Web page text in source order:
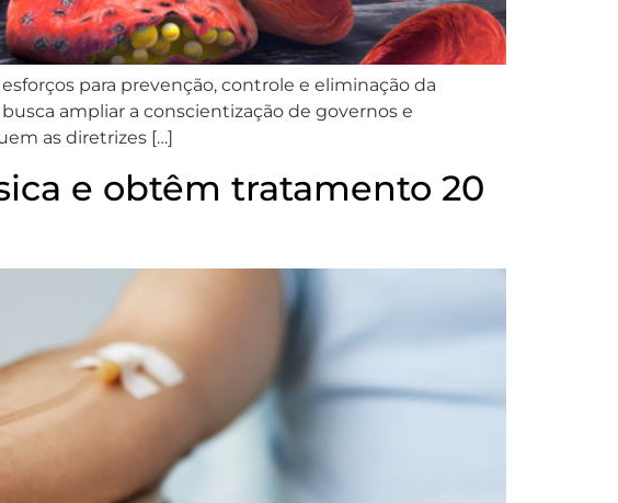
para prevenção, controle e eliminação da
ampliar a conscientização de governos e
as diretrizes […]
e obtêm tratamento 20